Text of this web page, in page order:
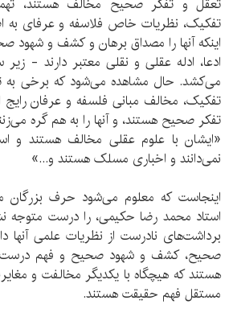
تعقل و تفکر صحیح مخالف هستند،
تفکیک، نظریات خاص فلاسفه و عرفای به
اینکه آنها را مصداق برهان و کشف و شهود
ادعا، ادله عقلی و نقلی معتبر دارند -
می‌کشد. حال مشاهده می‌شود که برخی به
تفکیک، مخالف مبانی فلسفه و عرفان
تفکر صحیح هستند، و آنها را به هم گره
«ایشان با علوم عقلی مخالف هستند و
نمی‌دانند و اخباری مسلک هستند و...»
اینجاست که معلوم می‌شود حرف
استاد محمد رضا حکیمی، را درست متوجه
برداشت‌های نادرست از نظریات علمی‌ آنها
صحیح، کشف و شهود صحیح و فهم درست
هستند که هیچگاه با یکدیگر مخالفت و
مستقل فهم حقیقت هستند.